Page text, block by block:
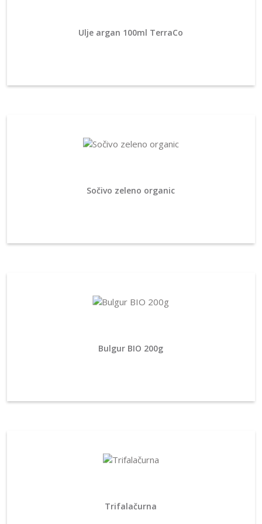
Ulje argan 100ml TerraCo
Sočivo zeleno organic
Bulgur BIO 200g
Trifalačurna